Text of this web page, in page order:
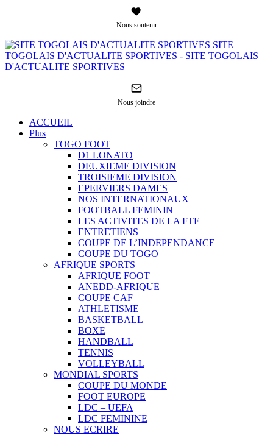
Nous soutenir
SITE
TOGOLAIS D'ACTUALITE SPORTIVES - SITE TOGOLAIS
D'ACTUALITE SPORTIVES
Nous joindre
ACCUEIL
Plus
TOGO FOOT
D1 LONATO
DEUXIEME DIVISION
TROISIEME DIVISION
EPERVIERS DAMES
NOS INTERNATIONAUX
FOOTBALL FEMININ
LES ACTIVITES DE LA FTF
ENTRETIENS
COUPE DE L’INDEPENDANCE
COUPE DU TOGO
AFRIQUE SPORTS
AFRIQUE FOOT
ANEDD-AFRIQUE
COUPE CAF
ATHLETISME
BASKETBALL
BOXE
HANDBALL
TENNIS
VOLLEYBALL
MONDIAL SPORTS
COUPE DU MONDE
FOOT EUROPE
LDC – UEFA
LDC FEMININE
NOUS ECRIRE